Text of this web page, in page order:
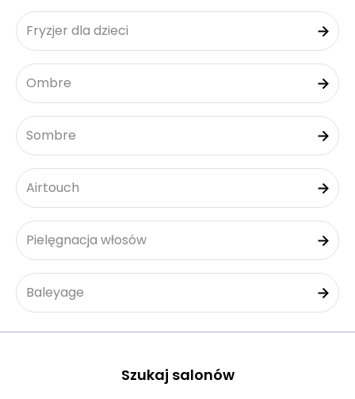
Fryzjer dla dzieci
Ombre
Sombre
Airtouch
Pielęgnacja włosów
Baleyage
Szukaj salonów